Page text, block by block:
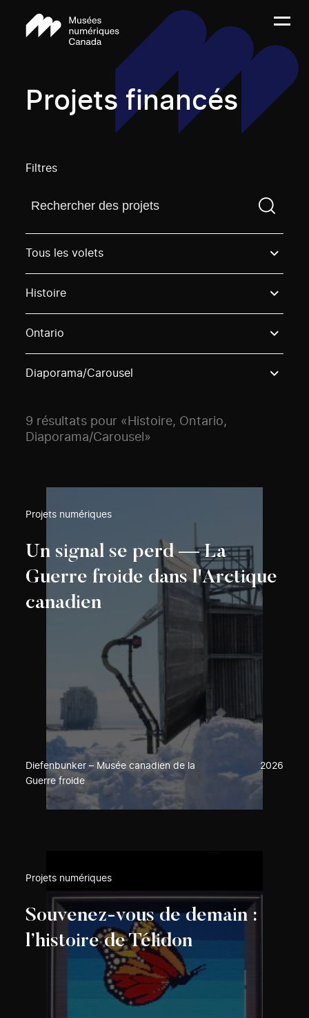
Projets financés
Filtres
Trouvez un projetVous devez saisir un terme de
Tous les volets
Histoire
Ontario
Diaporama/Carousel
9 résultats pour «Histoire, Ontario,
Diaporama/Carousel»
Projets numériques
Un signal se perd — La
Guerre froide dans l'Arctique
canadien
Diefenbunker – Musée canadien de la
Guerre froide
2026
Projets numériques
Souvenez-vous de demain :
l’histoire de Télidon